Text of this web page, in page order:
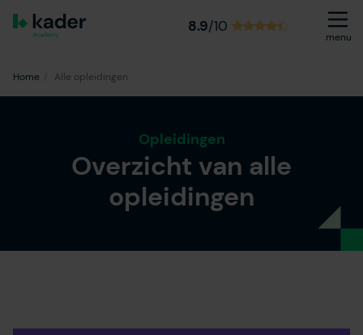
8.9/10
menu
Home Alle opleidingen
Opleidingen
Overzicht van alle
opleidingen